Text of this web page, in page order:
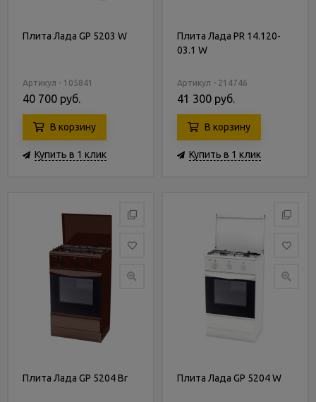
Плита Лада GP 5203 W
Артикул - 105841
40 700 руб.
В корзину
Купить в 1 клик
Плита Лада PR 14.120-
03.1 W
Артикул - 214746
41 300 руб.
В корзину
Купить в 1 клик
Плита Лада GP 5204 Br Плита Лада GP 5204 W